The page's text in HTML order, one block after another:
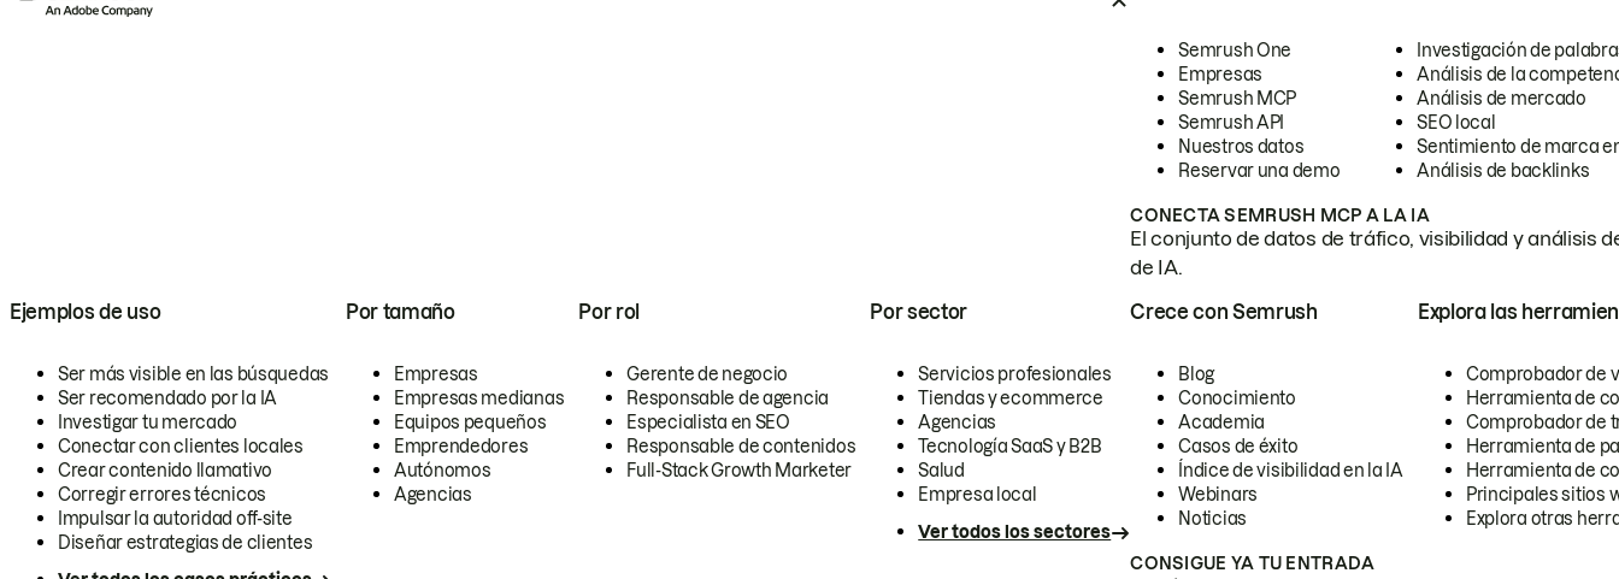
Semrush One
Empresas
Semrush MCP
Semrush API
Nuestros datos
Reservar una demo
Investigación de
Análisis de la
Análisis de mercado
SEO local
Sentimiento de marca
Análisis de backlinks
CONECTA SEMRUSH MCP A LA IA
El conjunto de datos de tráfico, visibilidad y análisis
de IA.
Ejemplos de uso
Ser más visible en las búsquedas
Ser recomendado por la IA
Investigar tu mercado
Conectar con clientes locales
Crear contenido llamativo
Corregir errores técnicos
Impulsar la autoridad off-site
Diseñar estrategias de clientes
Por tamaño
Empresas
Empresas medianas
Equipos pequeños
Emprendedores
Autónomos
Agencias
Por rol
Gerente de negocio
Responsable de agencia
Especialista en SEO
Responsable de contenidos
Full-Stack Growth Marketer
Por sector
Servicios profesionales
Tiendas y ecommerce
Agencias
Tecnología SaaS y B2B
Salud
Empresa local
Ver todos los sectores
Crece con Semrush
Blog
Conocimiento
Academia
Casos de éxito
Índice de visibilidad en la IA
Webinars
Noticias
Explora las
Comprobador de
Herramienta de
Comprobador de
Herramienta de
Herramienta de
Principales sitios
Explora otras
CONSIGUE YA TU ENTRADA